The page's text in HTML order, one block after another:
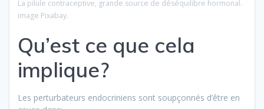
La pilule contraceptive, grande source de déséquilibre hormonal.
image Pixabay.
Qu’est ce que cela
implique?
Les perturbateurs endocriniens sont soupçonnés d’être en